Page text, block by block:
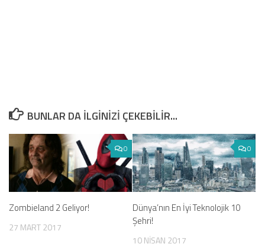
BUNLAR DA ILGINIZI ÇEKEBILIR...
0
Zombieland 2 Geliyor!
27 MART 2017
0
Dünya’nın En İyi Teknolojik 10
Şehri!
10 NISAN 2017